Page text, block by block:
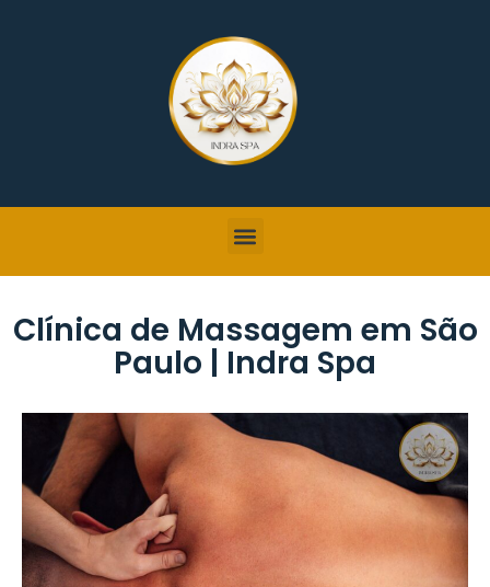
Clínica de Massagem em São
Paulo | Indra Spa